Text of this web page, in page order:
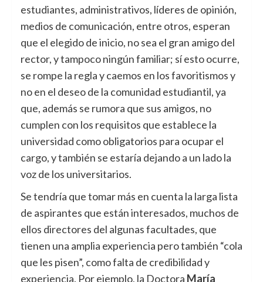
estudiantes, administrativos, líderes de opinión,
medios de comunicación, entre otros, esperan
que el elegido de inicio, no sea el gran amigo del
rector, y tampoco ningún familiar; sí esto ocurre,
se rompe la regla y caemos en los favoritismos y
no en el deseo de la comunidad estudiantil, ya
que, además se rumora que sus amigos, no
cumplen con los requisitos que establece la
universidad como obligatorios para ocupar el
cargo, y también se estaría dejando a un lado la
voz de los universitarios.
Se tendría que tomar más en cuenta la larga lista
de aspirantes que están interesados, muchos de
ellos directores del algunas facultades, que
tienen una amplia experiencia pero también “cola
que les pisen”, como falta de credibilidad y
experiencia. Por ejemplo, la Doctora María